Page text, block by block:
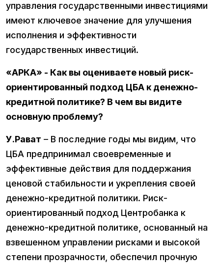
управления государственными инвестициями
имеют ключевое значение для улучшения
исполнения и эффективности
государственных инвестиций.
«АРКА» - Как вы оцениваете новый риск-
ориентированный подход ЦБА к денежно-
кредитной политике? В чем вы видите
основную проблему?
У.Рават – В последние годы мы видим, что
ЦБА предпринимал своевременные и
эффективные действия для поддержания
ценовой стабильности и укрепления своей
денежно-кредитной политики. Риск-
ориентированный подход Центробанка к
денежно-кредитной политике, основанный на
взвешенном управлении рисками и высокой
степени прозрачности, обеспечил прочную